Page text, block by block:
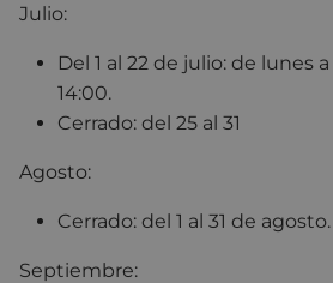
Julio:
Del 1 al 22 de julio: de lunes
14:00.
Cerrado: del 25 al 31
Agosto:
Cerrado: del 1 al 31 de agosto.
Septiembre: